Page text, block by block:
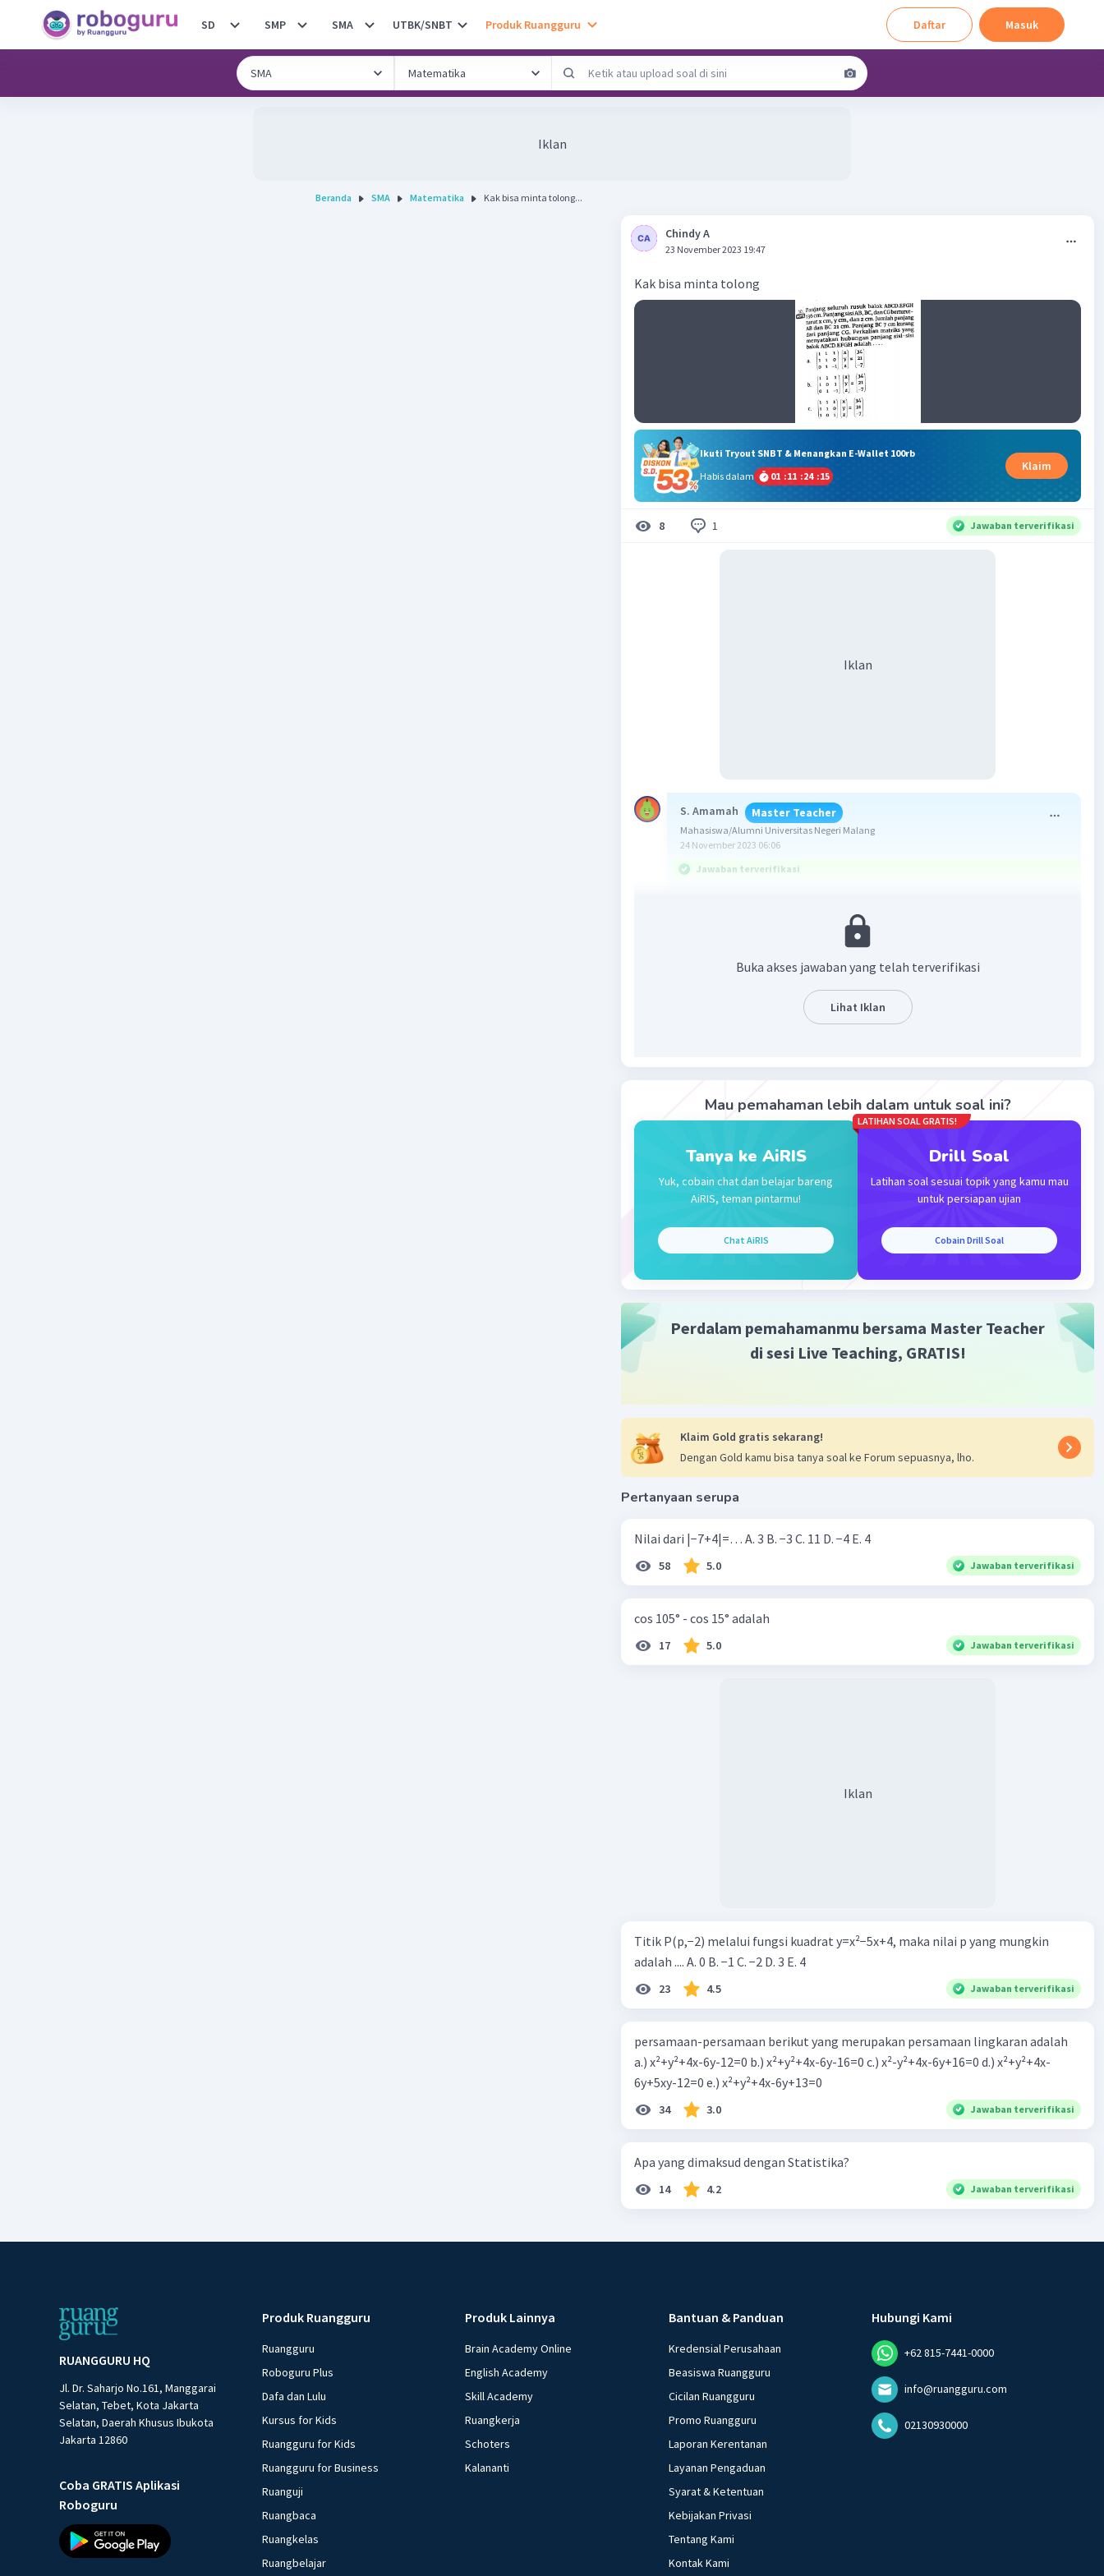
SD SMP SMA UTBK/SNBT Produk Ruangguru Daftar Masuk
Iklan
Beranda SMA Matematika Kak bisa minta tolong...
Chindy A
23 November 2023 19:47
Kak bisa minta tolong
Ikuti Tryout SNBT & Menangkan E-Wallet 100rb
Habis dalam
01 :11 :24 :14
Klaim
8 1 Jawaban terverifikasi
Iklan
S. Amamah Master Teacher
Mahasiswa/Alumni Universitas Negeri Malang
24 November 2023 06:06
Jawaban terverifikasi
perhatikan pembahasan terlampir
Beri Rating 5.0(
Iklan
Buka akses jawaban yang telah terverifikasi
Lihat Iklan
Mau pemahaman lebih dalam untuk soal ini?
Tanya ke AiRIS
Yuk, cobain chat dan belajar bareng
AiRIS, teman pintarmu!
Chat AiRIS
LATIHAN SOAL GRATIS!
Drill Soal
Latihan soal sesuai topik yang kamu mau
untuk persiapan ujian
Cobain Drill Soal
Perdalam pemahamanmu bersama Master Teacher
di sesi Live Teaching, GRATIS!
Klaim Gold gratis sekarang!
Dengan Gold kamu bisa tanya soal ke Forum sepuasnya, lho.
Pertanyaan serupa
Nilai dari |−7+4|=… A. 3 B. −3 C. 11 D. −4 E. 4
58 5.0 Jawaban terverifikasi
cos 105° - cos 15° adalah
17 5.0 Jawaban terverifikasi
Iklan
Titik P(p,−2) melalui fungsi kuadrat y=x²−5x+4, maka nilai p yang mungkin
adalah .... A. 0 B. −1 C. −2 D. 3 E. 4
23 4.5 Jawaban terverifikasi
persamaan-persamaan berikut yang merupakan persamaan lingkaran adalah
a.) x²+y²+4x-6y-12=0 b.) x²+y²+4x-6y-16=0 c.) x²-y²+4x-6y+16=0 d.) x²+y²+4x-
6y+5xy-12=0 e.) x²+y²+4x-6y+13=0
34 3.0 Jawaban terverifikasi
Apa yang dimaksud dengan Statistika?
14 4.2 Jawaban terverifikasi
RUANGGURU HQ
Jl. Dr. Saharjo No.161, Manggarai
Selatan, Tebet, Kota Jakarta
Selatan, Daerah Khusus Ibukota
Jakarta 12860
Coba GRATIS Aplikasi
Roboguru
Produk Ruangguru
Ruangguru
Roboguru Plus
Dafa dan Lulu
Kursus for Kids
Ruangguru for Kids
Ruangguru for Business
Ruanguji
Ruangbaca
Ruangkelas
Ruangbelajar
Produk Lainnya
Brain Academy Online
English Academy
Skill Academy
Ruangkerja
Schoters
Kalananti
Bantuan & Panduan
Kredensial Perusahaan
Beasiswa Ruangguru
Cicilan Ruangguru
Promo Ruangguru
Laporan Kerentanan
Layanan Pengaduan
Syarat & Ketentuan
Kebijakan Privasi
Tentang Kami
Kontak Kami
Hubungi Kami
+62 815-7441-0000
info@ruangguru.com
02130930000